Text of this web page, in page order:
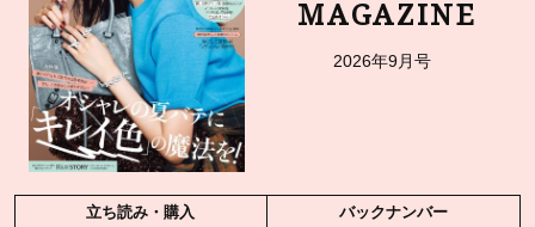
MAGAZINE
2026年9月号
立ち読み・購入 バックナンバー